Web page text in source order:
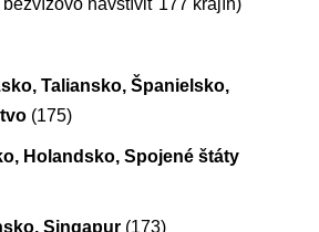
bezvízovo navštíviť 177 krajín)
Taliansko, Španielsko,
(175)
Holandsko, Spojené štáty
Singapur (173)